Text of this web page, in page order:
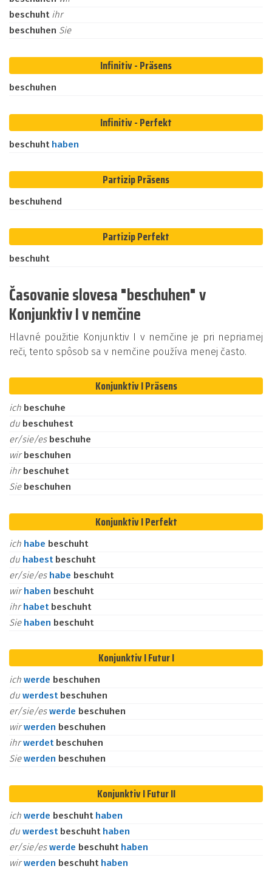
beschuht ihr
beschuhen Sie
Infinitiv - Präsens
beschuhen
Infinitiv - Perfekt
beschuht haben
Partizip Präsens
beschuhend
Partizip Perfekt
beschuht
Časovanie slovesa "beschuhen" v
Konjunktiv I v nemčine
Hlavné použitie Konjunktiv I v nemčine je pri nepriamej
reči, tento spôsob sa v nemčine používa menej často.
Konjunktiv I Präsens
ich beschuhe
du beschuhest
er/sie/es beschuhe
wirbeschuhen
ihrbeschuhet
Sie beschuhen
Konjunktiv I Perfekt
ich habe beschuht
du habest beschuht
er/sie/es habe beschuht
wirhaben beschuht
ihrhabet beschuht
Sie haben beschuht
Konjunktiv I Futur I
ich werde beschuhen
du werdest beschuhen
er/sie/eswerde beschuhen
wirwerden beschuhen
ihrwerdet beschuhen
Siewerden beschuhen
Konjunktiv I Futur II
ich werde beschuht haben
du werdest beschuht haben
er/sie/eswerde beschuht haben
wirwerden beschuht haben